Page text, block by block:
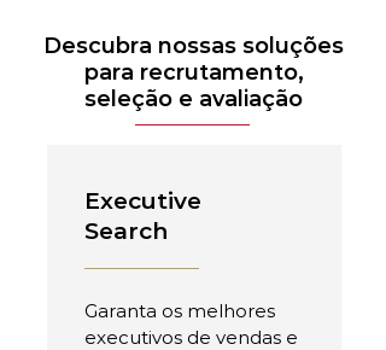
Descubra nossas soluções
para recrutamento,
seleção e avaliação
Executive
Search
Garanta os melhores
executivos de vendas e